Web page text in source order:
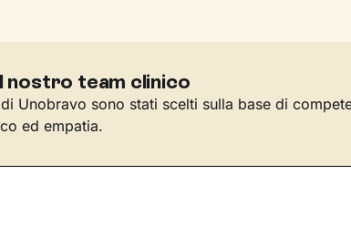
nostro team clinico
Unobravo sono stati scelti sulla base di
ed empatia.